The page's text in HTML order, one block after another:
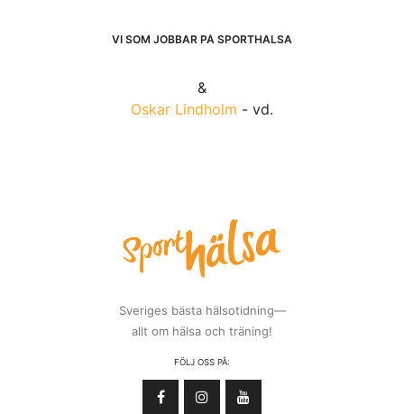
VI SOM JOBBAR PÅ SPORTHÄLSA
&
Oskar Lindholm - vd.
Sveriges bästa hälsotidning—
allt om hälsa och träning!
FÖLJ OSS PÅ: